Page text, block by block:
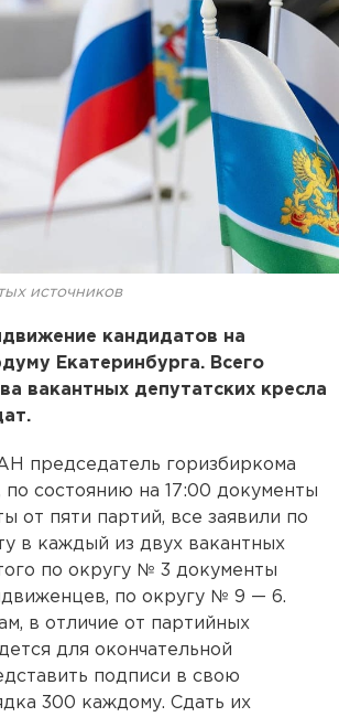
источников
кандидатов на
Екатеринбурга. Всего
вакантных депутатских кресла
председатель горизбиркома
по состоянию на 17:00 документы
от пяти партий, все заявили по
в каждый из двух вакантных
по округу № 3 документы
по округу № 9 — 6.
в отличие от партийных
для окончательной
подписи в свою
300 каждому. Сдать их